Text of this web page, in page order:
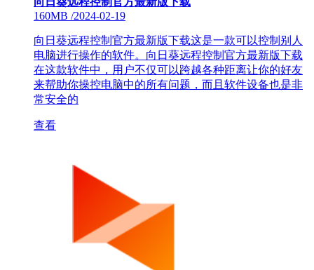
160MB /2024-02-19
向日葵远程控制官方最新版下载这是一款可以控制别人
电脑进行操作的软件。向日葵远程控制官方最新版下载
在这款软件中，用户不仅可以跨越各种距离让你的好友
来帮助你操控电脑中的所有问题，而且软件设备也是非
常安全的
查看